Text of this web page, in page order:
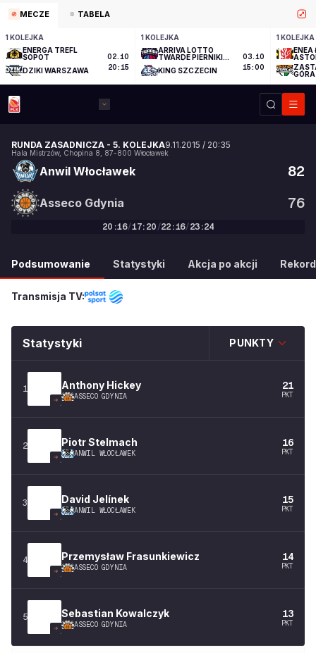
MECZE TABELA
1 KOLEJKA
ENERGA TREFL
SOPOT
DZIKI WARSZAWA
02.10
20:15
1 KOLEJKA
ARRIVA LOTTO
TWARDE PIERNIKI
KING SZCZECIN
03.10
15:00
1 KOLEJKA
ENEA
GÓRA
RUNDA ZASADNICZA - 5. KOLEJKA9.11.2015 / 20:35
Hala Mistrzów, Chopina 8 87-800 Włocławek
Anwil Włocławek 82
76
Asseco Gdynia
20 :16/17: 20 /22:16/23:24
82:76
Podsumowanie Statystyki Akcja po akcji
Transmisja TV:
Statystyki PUNKTY
1 Anthony Hickey
ASSECO GDYNIA
21
PKT
2 PiotrStelmach
ANWIL WŁOCŁAWEK
16
PKT
3 David Jelínek
ANWIL WŁOCŁAWEK
15
PKT
4 Przemysław Frasunkiewicz
ASSECO GDYNIA
14
PKT
5 Sebastian Kowalczyk
ASSECO GDYNIA
13
PKT